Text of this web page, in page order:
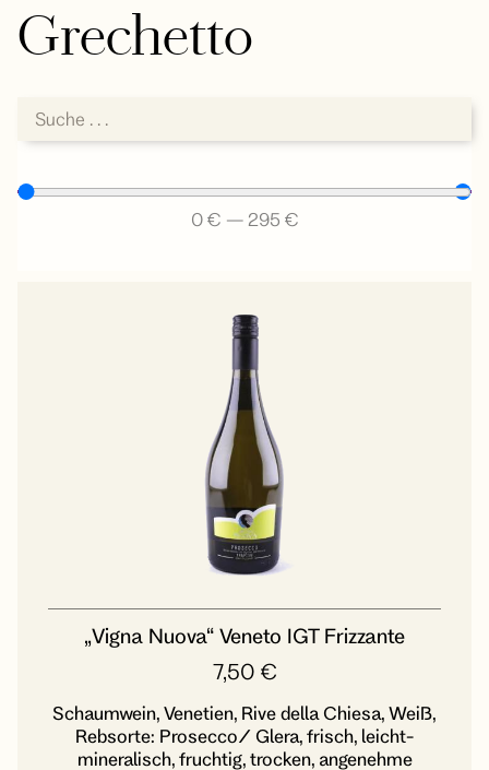
Grechetto
0 € — 295 €
„Vigna Nuova“ Veneto IGT Frizzante
7,50 €
Schaumwein, Venetien, Rive della Chiesa, Weiß,
Rebsorte: Prosecco/ Glera, frisch, leicht-
mineralisch, fruchtig, trocken, angenehme